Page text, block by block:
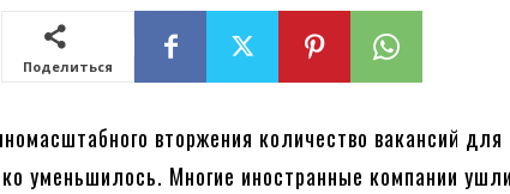
Поделиться
вторжения количество вакансий
уменьшилось. Многие иностранные компании